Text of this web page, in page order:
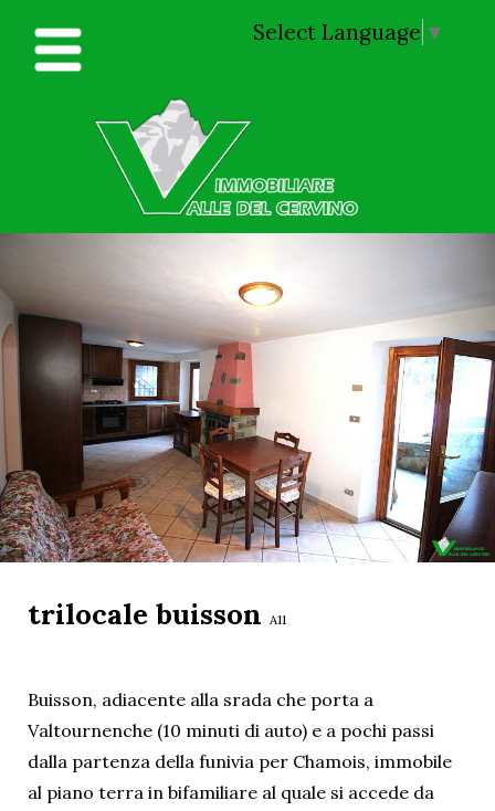
Select Language ▼
trilocale buisson A11
Buisson, adiacente alla srada che porta a
Valtournenche (10 minuti di auto) e a pochi passi
dalla partenza della funivia per Chamois, immobile
al piano terra in bifamiliare al quale si accede da